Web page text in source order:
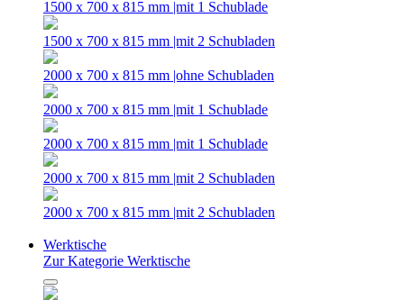
1500 x 700 x 815 mm |mit 1 Schublade
1500 x 700 x 815 mm |mit 2 Schubladen
2000 x 700 x 815 mm |ohne Schubladen
2000 x 700 x 815 mm |mit 1 Schublade
2000 x 700 x 815 mm |mit 1 Schublade
2000 x 700 x 815 mm |mit 2 Schubladen
2000 x 700 x 815 mm |mit 2 Schubladen
Werktische
Zur Kategorie Werktische